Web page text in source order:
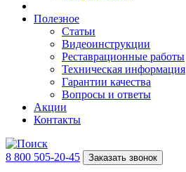
Полезное
Статьи
Видеоинструкции
Реставрационные работы
Техническая информация
Гарантии качества
Вопросы и ответы
Акции
Контакты
8 800 505-20-45 Заказать звонок